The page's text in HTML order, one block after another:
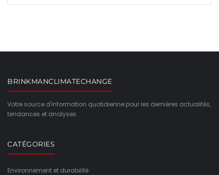
BRINKMANCLIMATECHANGE
Votre source d'information quotidienne pour les dernières actualités,
tendances et analyses.
CATÉGORIES
Environnement et durabilité